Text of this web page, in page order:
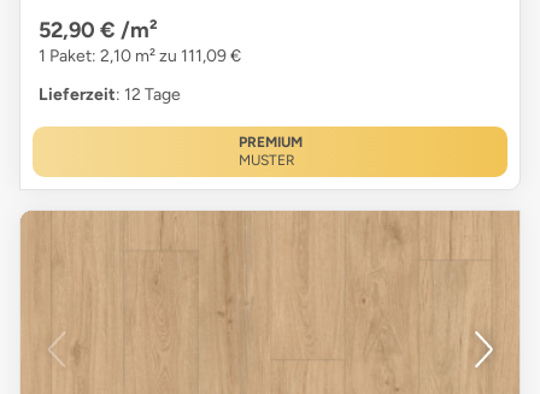
52,90 € /m²
1 Paket: 2,10 m² zu 111,09 €
Lieferzeit: 12 Tage
PREMIUM
MUSTER